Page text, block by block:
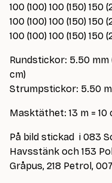
100 (100) 100 (150) 150
100 (100) 100 (150) 150
100 (100) 100 (150) 150
Rundstickor: 5.50 mm
cm)
Strumpstickor: 5.50
Masktäthet: 13 m = 10
På bild stickad i 083
Havsstänk och 153
Gråpus, 218 Petrol,